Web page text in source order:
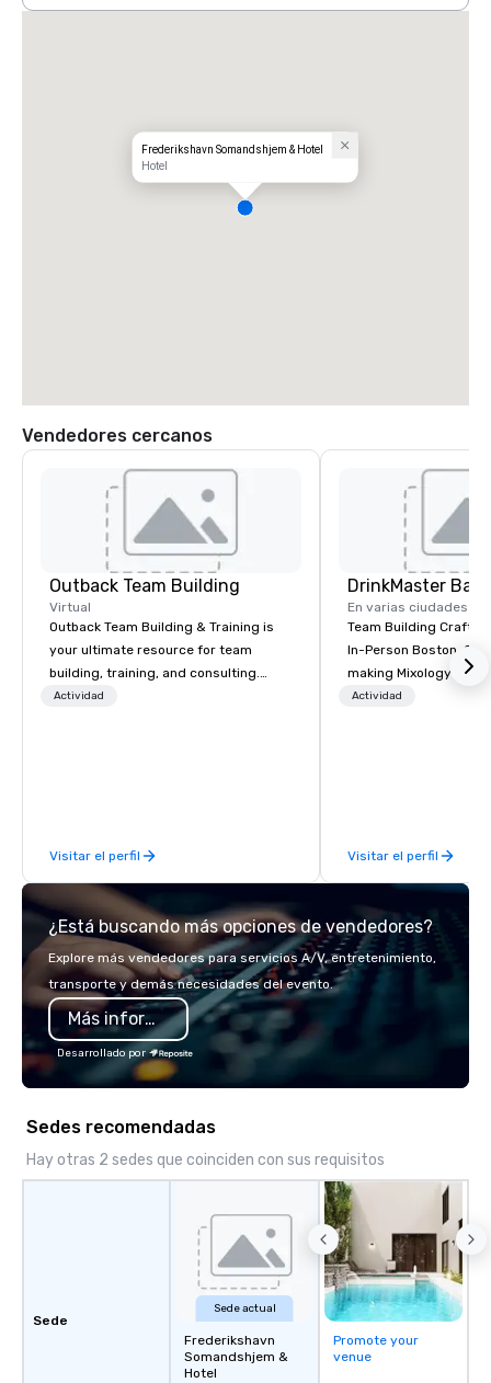
Frederikshavn Somandshjem & Hotel
Hotel
Vendedores cercanos
Outback Team Building
Virtual
Outback Team Building & Training is
your ultimate resource for team
building, training, and consulting.
Recommended by over 30,000+
Actividad
Visitar el perfil
En varias ciudades
Team Building Craft
In-Person Boston. Our Cocktail-
making Mixology
complete turnkey
Actividad
Visitar el perfil
¿Está buscando más opciones de vendedores?
Explore más vendedores para servicios A/V, entretenimiento,
transporte y demás necesidades del evento.
Más información
Desarrollado por
Sedes recomendadas
Hay otras 2 sedes que coinciden con sus requisitos
Sede
Sede actual
Frederikshavn
Somandshjem &
Hotel
Promote your
venue